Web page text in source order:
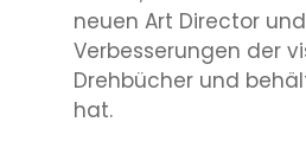
neuen Art Director
Verbesserungen der
Drehbücher und
hat.